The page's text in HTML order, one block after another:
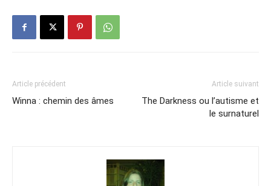
Article précédent
Winna : chemin des âmes
Article suivant
The Darkness ou l’autisme et
le surnaturel